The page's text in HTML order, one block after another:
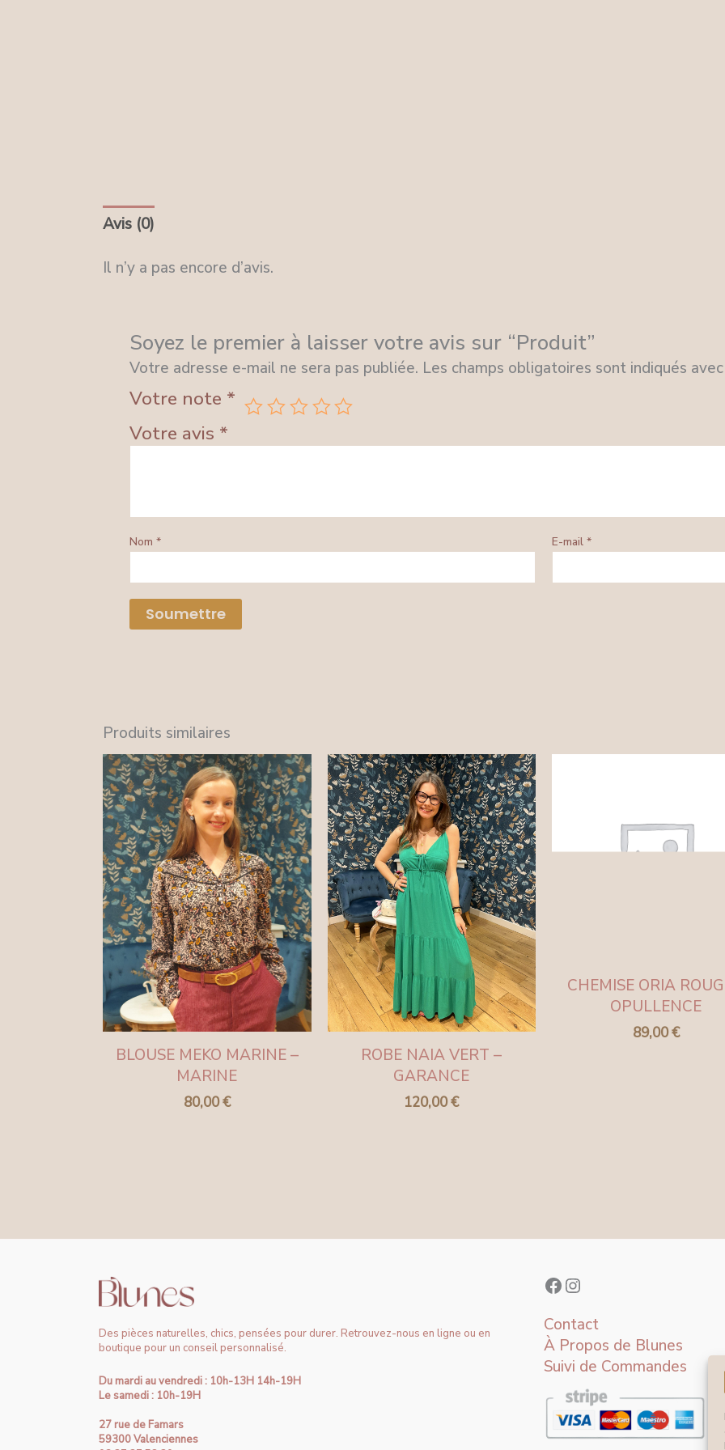
Avis (0)
Il n’y a pas encore d’avis.
Soyez le premier à laisser votre avis sur “Produit”
Votre adresse e-mail ne sera pas publiée. Les champs obligatoires sont indiqués
Votre note *
Votre avis *
Nom * E-mail*
Produits similaires
BLOUSE MEKO MARINE –
MARINE
80,00€
ROBE NAIA VERT –
GARANCE
120,00€
CHEMISE ORIA
OPULLENCE
89,00€
Des pièces naturelles, chics, pensées pour durer. Retrouvez-nous en ligne ou en
boutique pour un conseil personnalisé.
Du mardi au vendredi : 10h-13H 14h-19H
Le samedi : 10h-19H
27 rue de Famars
59300 Valenciennes
Contact
À Propos de Blunes
Suivi de Commandes